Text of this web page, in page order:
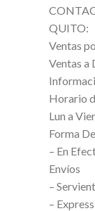
QUITO:
Ventas
Ventas
Horario
Lun a
Forma
– En
Envíos
–
–